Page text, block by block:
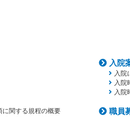
関する規程の概要
入院
入院
入院
入院
職員